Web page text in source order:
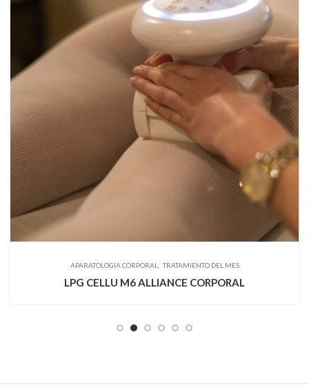
APARATOLOGÍA CORPORAL TRATAMIENTO DEL MES
LPG CELLU M6 ALLIANCE CORPORAL